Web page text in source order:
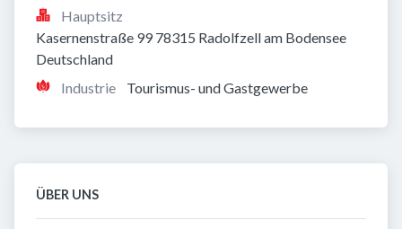
Hauptsitz
Kasernenstraße 99 78315 Radolfzell am Bodensee
Deutschland
Industrie
Tourismus- und Gastgewerbe
ÜBER UNS